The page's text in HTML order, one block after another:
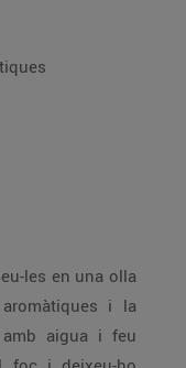
les en una olla
i la